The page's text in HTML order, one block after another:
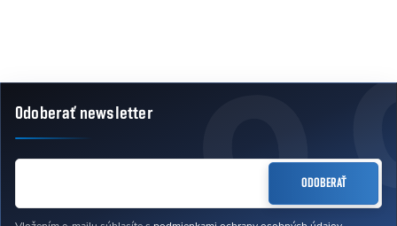
Zápätie
Odoberať newsletter
ODOBERAŤ